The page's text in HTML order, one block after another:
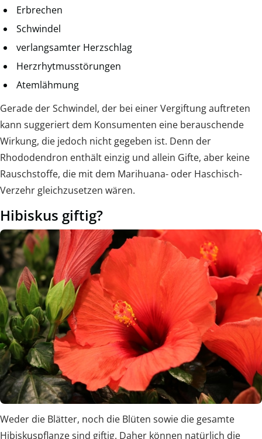
Erbrechen
Schwindel
verlangsamter Herzschlag
Herzrhytmusstörungen
Atemlähmung
Gerade der Schwindel, der bei einer Vergiftung auftreten
kann suggeriert dem Konsumenten eine berauschende
Wirkung, die jedoch nicht gegeben ist. Denn der
Rhododendron enthält einzig und allein Gifte, aber keine
Rauschstoffe, die mit dem Marihuana- oder Haschisch-
Verzehr gleichzusetzen wären.
Hibiskus giftig?
Weder die Blätter, noch die Blüten sowie die gesamte
Hibiskuspflanze sind giftig. Daher können natürlich die